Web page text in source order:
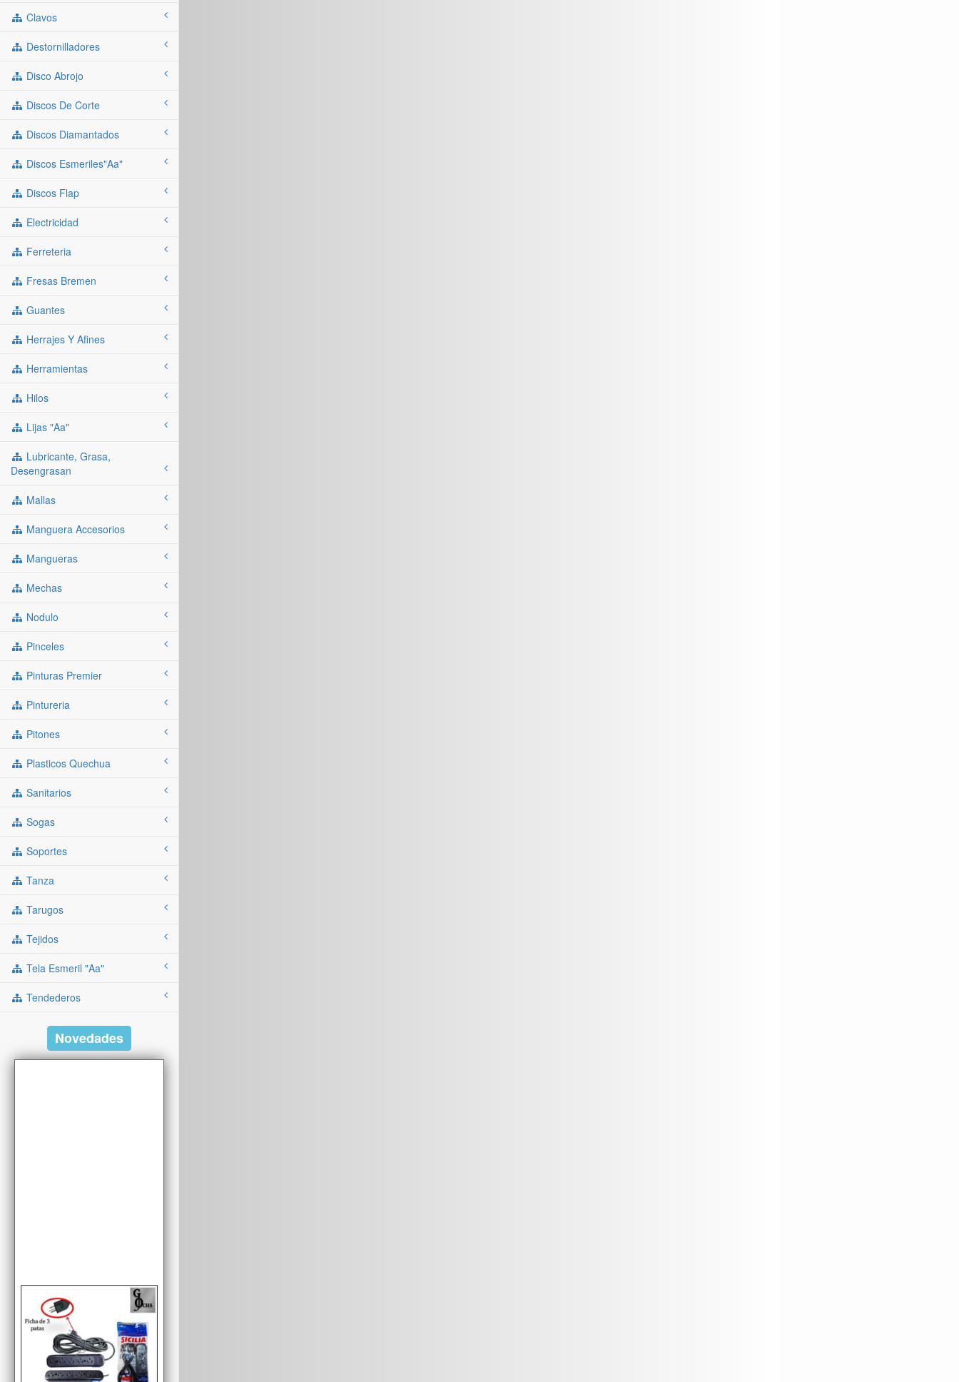
Clavos
Destornilladores
Disco Abrojo
Discos De Corte
Discos Diamantados
Discos Esmeriles"aa"
Discos Flap
Electricidad
Ferreteria
Fresas Bremen
Guantes
Herrajes Y Afines
Herramientas
Hilos
Lijas "aa"
Lubricante, Grasa,
Desengrasan
Mallas
Manguera Accesorios
Mangueras
Mechas
Nodulo
Pinceles
Pinturas Premier
Pintureria
Pitones
Plasticos Quechua
Sanitarios
Sogas
Soportes
Tanza
Tarugos
Tejidos
Tela Esmeril "aa"
Tendederos
Novedades